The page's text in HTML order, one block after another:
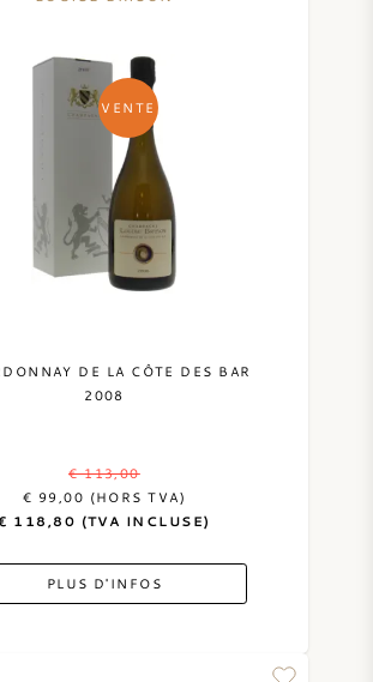
VENTE
DE LA CÔTE DES BAR
2008
€ 113,00
€ 99,00 (HORS TVA)
118,80 (TVA INCLUSE)
PLUS D'INFOS